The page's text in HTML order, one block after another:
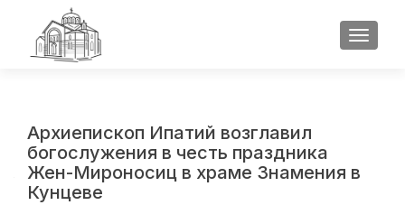
Архиепископ Ипатий возглавил
богослужения в честь праздника
Жен-Мироносиц в храме Знамения в
Кунцеве